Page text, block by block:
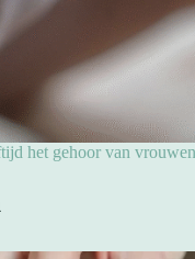
het gehoor van